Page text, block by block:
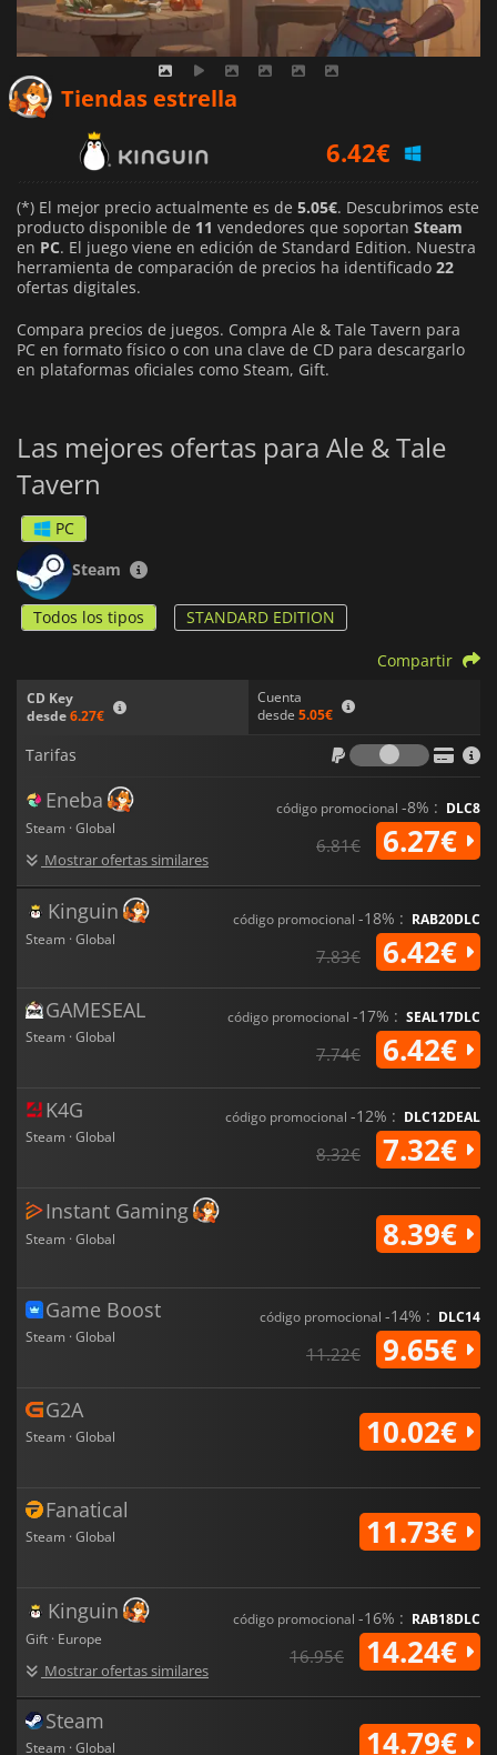
Tiendas estrella
6.42€
8.39€
(*) El mejor precio actualmente es de 5.05€. Descubrimos este
producto disponible de 11 vendedores que soportan Steam
en PC. El juego viene en edición de Standard Edition. Nuestra
herramienta de comparación de precios ha identificado 22
ofertas digitales.
Compara precios de juegos. Compra Ale & Tale Tavern para
PC en formato físico o con una clave de CD para descargarlo
en plataformas oficiales como Steam, Gift.
Las mejores ofertas para Ale & Tale
Tavern
PC
Steam
Todos los tipos STANDARD EDITION
CD Key
desde6.27€
Cuenta
desde 5.05€
Compartir
Tarifas
Tarifas
Eneba
Steam · Global
Mostrar ofertas similares
código promocional -8% : DLC8
6.81€ 6.27€
Kinguin
Steam · Global
código promocional -18% : RAB20DLC
7.83€ 6.42€
GAMESEAL
Steam · Global
código promocional -17% : SEAL17DLC
7.74€ 6.42€
K4G
Steam · Global
código promocional -12% : DLC12DEAL
8.32€ 7.32€
Instant Gaming
Steam · Global 8.39€
Game Boost
Steam · Global
código promocional -14% : DLC14
11.22€ 9.65€
G2A
Steam · Global 10.02€
Fanatical
Steam · Global 11.73€
Kinguin
Gift · Europe
Mostrar ofertas similares
código promocional -16% : RAB18DLC
16.95€ 14.24€
Steam
Steam · Global 14.79€